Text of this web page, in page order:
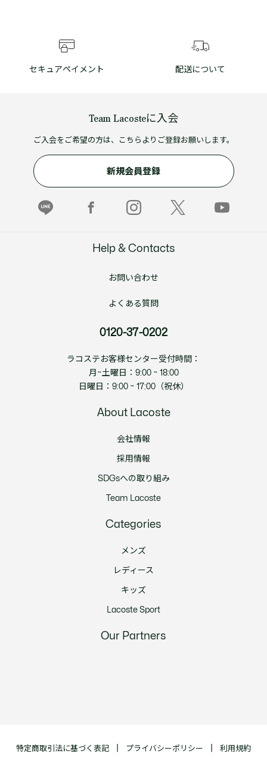
セキュアペイメント 配送について
Team Lacosteに入会
ご入会をご希望の方は、こちらよりご登録お願いします。
新規会員登録
Help & Contacts
お問い合わせ
よくある質問
0120-37-0202
ラコステお客様センター受付時間：
月~土曜日：9:00 ~ 18:00
日曜日：9:00 ~ 17:00（祝休）
About Lacoste
会社情報
採用情報
SDGsへの取り組み
Team Lacoste
Categories
メンズ
レディース
キッズ
Lacoste Sport
Our Partners
特定商取引法に基づく表記 プライバシーポリシー 利用規約